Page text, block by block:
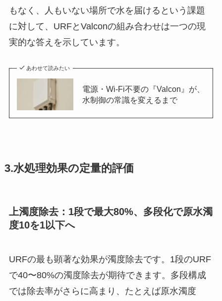
もなく、人もいない場所で水を届けるという課題
に対して、URFとValconの組み合わせは一つの現
実的な答えを示しています。
あわせて読みたい
電源・Wi-Fi不要の『Valcon』が、
水制御の常識を変えるまで
3.水処理効果の定量的評価
上濁度除去：1段で最大80%、多段化で原水濁
度10を1以下へ
URFの最も顕著な効果が濁度除去です。1段のURF
で40〜80%の濁度除去が期待できます。多段構成
では除去率がさらに高まり、たとえば原水濁度